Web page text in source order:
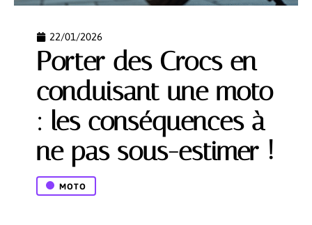
22/01/2026
Porter des Crocs en
conduisant une moto
: les conséquences à
ne pas sous-estimer !
MOTO